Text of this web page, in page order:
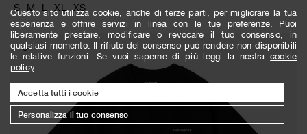
S M L XL XS
Questo sito utilizza cookie, anche di terze parti, per migliorare la tua
esperienza e offrire servizi in linea con le tue preferenze. Puoi
liberamente prestare, modificare o revocare il tuo consenso, in
qualsiasi momento. Il rifiuto del consenso può rendere non disponibili
le relative funzioni. Se vuoi saperne di più leggi la nostracookie
policy.
Accetta tutti i cookie
Personalizza il tuo consenso